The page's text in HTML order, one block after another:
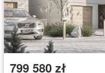
799 580 zł